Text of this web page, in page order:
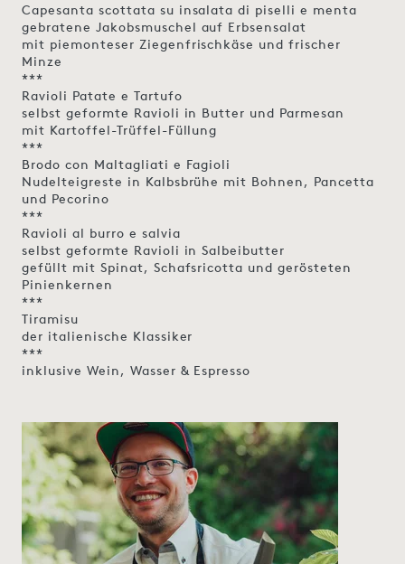
Capesanta scottata su insalata di piselli e menta
gebratene Jakobsmuschel auf Erbsensalat
mit piemonteser Ziegenfrischkäse und frischer
Minze
***
Ravioli Patate e Tartufo
selbst geformte Ravioli in Butter und Parmesan
mit Kartoffel-Trüffel-Füllung
***
Brodo con Maltagliati e Fagioli
Nudelteigreste in Kalbsbrühe mit Bohnen, Pancetta
und Pecorino
***
Ravioli al burro e salvia
selbst geformte Ravioli in Salbeibutter
gefüllt mit Spinat, Schafsricotta und gerösteten
Pinienkernen
***
Tiramisu
der italienische Klassiker
***
inklusive Wein, Wasser & Espresso